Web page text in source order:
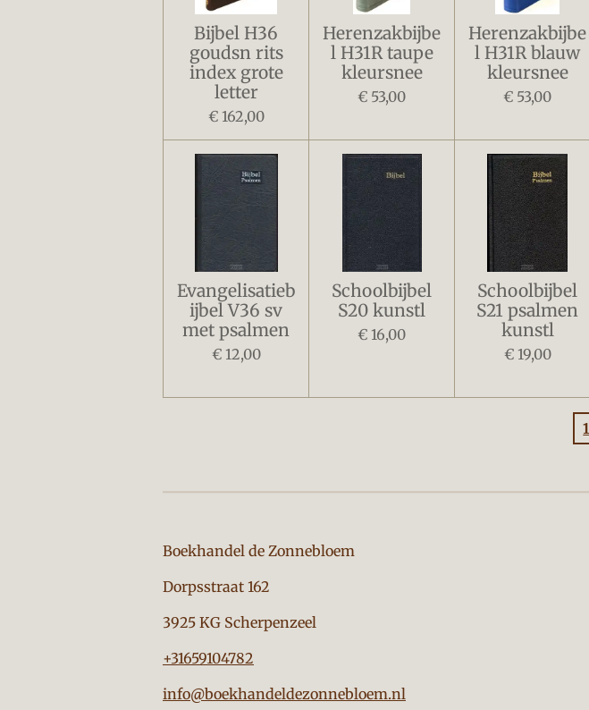
Bijbel H36
goudsn rits
index grote
letter
€ 162,00
Herenzakbijbe
l H31R taupe
kleursnee
€ 53,00
Herenzakbijbe
l H31R blauw
kleursnee
€ 53,00
Evangelisatieb
ijbel V36 sv
met psalmen
€ 12,00
Schoolbijbel
S20 kunstl
€ 16,00
Schoolbijbel
S21 psalmen
kunstl
€ 19,00
1
Boekhandel de Zonnebloem
Dorpsstraat 162
3925 KG Scherpenzeel
+31659104782
info@boekhandeldezonnebloem.nl